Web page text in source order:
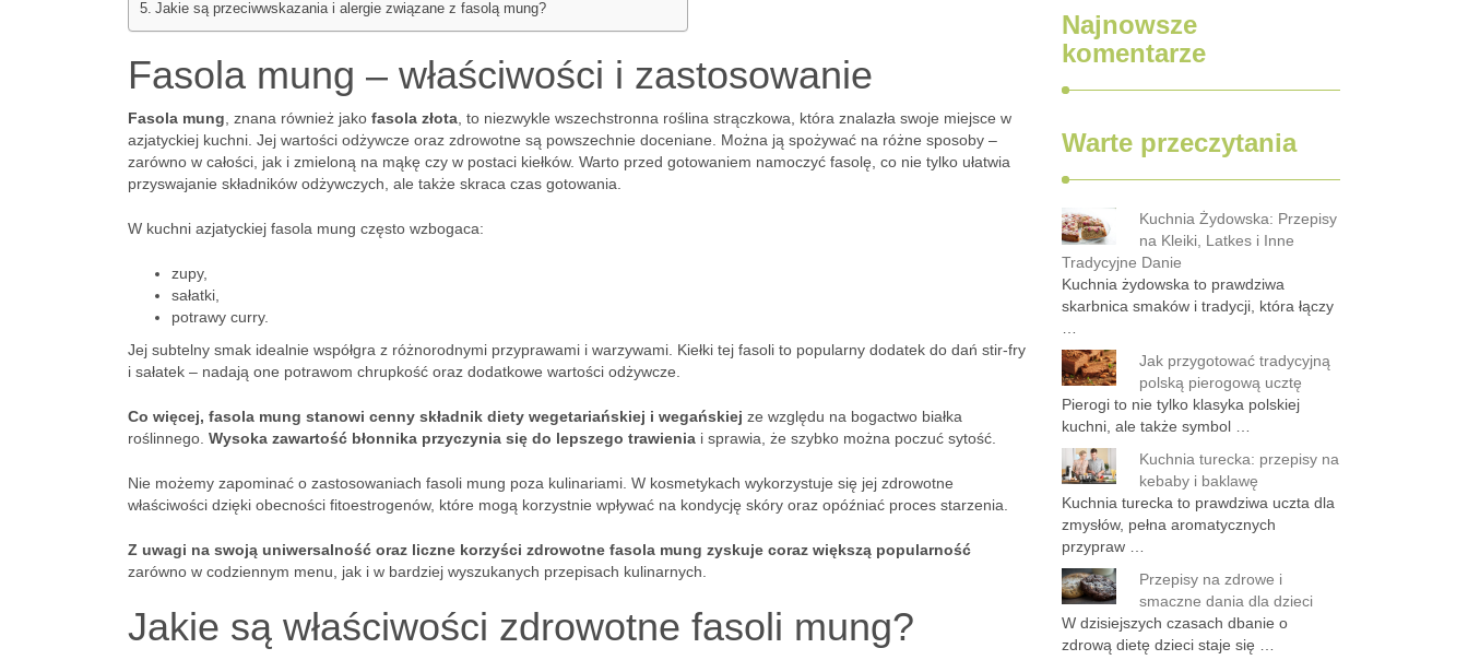
Jakie są przeciwwskazania i alergie związane z fasolą mung?
Fasola mung – właściwości i zastosowanie
Fasola mung , znana również jako fasola złota , to niezwykle wszechstronna roślina strączkowa, która znalazła swoje miejsce w
azjatyckiej kuchni. Jej wartości odżywcze oraz zdrowotne są powszechnie doceniane. Można ją spożywać na różne sposoby –
zarówno w całości, jak i zmieloną na mąkę czy w postaci kiełków. Warto przed gotowaniem namoczyć fasolę, co nie tylko ułatwia
przyswajanie składników odżywczych, ale także skraca czas gotowania.
W kuchni azjatyckiej fasola mung często wzbogaca:
zupy,
sałatki,
potrawy curry.
Jej subtelny smak idealnie współgra z różnorodnymi przyprawami i warzywami. Kiełki tej fasoli to popularny dodatek do dań stir-fry
i sałatek – nadają one potrawom chrupkość oraz dodatkowe wartości odżywcze.
Co więcej, fasola mung stanowi cenny składnik diety wegetariańskiej i wegańskiej ze względu na bogactwo białka
roślinnego. Wysoka zawartość błonnika przyczynia się do lepszego trawienia i sprawia, że szybko można poczuć sytość.
Nie możemy zapominać o zastosowaniach fasoli mung poza kulinariami. W kosmetykach wykorzystuje się jej zdrowotne
właściwości dzięki obecności fitoestrogenów, które mogą korzystnie wpływać na kondycję skóry oraz opóźniać proces starzenia.
Z uwagi na swoją uniwersalność oraz liczne korzyści zdrowotne fasola mung zyskuje coraz większą popularność
zarówno w codziennym menu, jak i w bardziej wyszukanych przepisach kulinarnych.
Jakie są właściwości zdrowotne fasoli mung?
Najnowsze
komentarze
Warte przeczytania
Kuchnia Żydowska: Przepisy
na Kleiki, Latkes i Inne
Tradycyjne Danie
Kuchnia żydowska to prawdziwa
skarbnica smaków i tradycji, która łączy
Jak przygotować tradycyjną
polską pierogową ucztę
Pierogi to nie tylko klasyka polskiej
kuchni, ale także symbol …
Kuchnia turecka: przepisy na
kebaby i baklawę
Kuchnia turecka to prawdziwa uczta dla
zmysłów, pełna aromatycznych
przypraw …
Przepisy na zdrowe i
smaczne dania dla dzieci
W dzisiejszych czasach dbanie o
zdrową dietę dzieci staje się …